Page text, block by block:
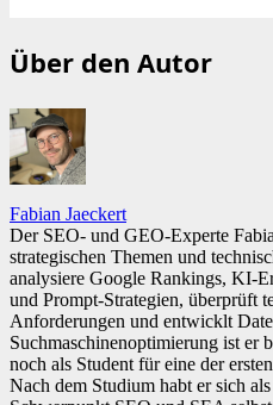
Über den Autor
Fabian Jaeckert
Der SEO- und GEO-Experte
strategischen Themen und
analysiere Google Rankings, KI-
und Prompt-Strategien, überprüft
Anforderungen und entwicklt
Suchmaschinenoptimierung ist er
noch als Student für eine der
Nach dem Studium habt er sich